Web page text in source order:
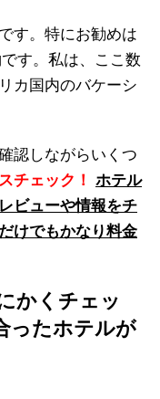
す。特にお勧めは
す。私は、ここ数
カ国内のバケーシ
認しながらいくつ
チェック！ ホテル
ビューや情報をチ
けでもかなり料金
かくチェッ
ったホテルが